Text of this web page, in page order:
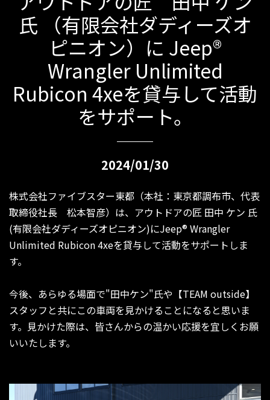
氏 （有限会社ダディーズオ
ピニオン）に Jeep®
Wrangler Unlimited
Rubicon 4xeを貸与して活動
をサポート。
2024/01/30
株式会社ファイブスター東都（本社：東京都調布市、代表
取締役社長 松本智彦）は、アウトドアの匠 田中 ケン 氏
(有限会社ダディーズオピニオン)にJeep® Wrangler
Unlimited Rubicon 4xeを貸与して活動をサポートしま
す。
今後、あらゆる場面で"田中ケン"氏や【TEAM outside】
スタッフと共にこの車両を見かけることになると思いま
す。見かけた際は、皆さんからの温かい応援を宜しくお願
いいたします。